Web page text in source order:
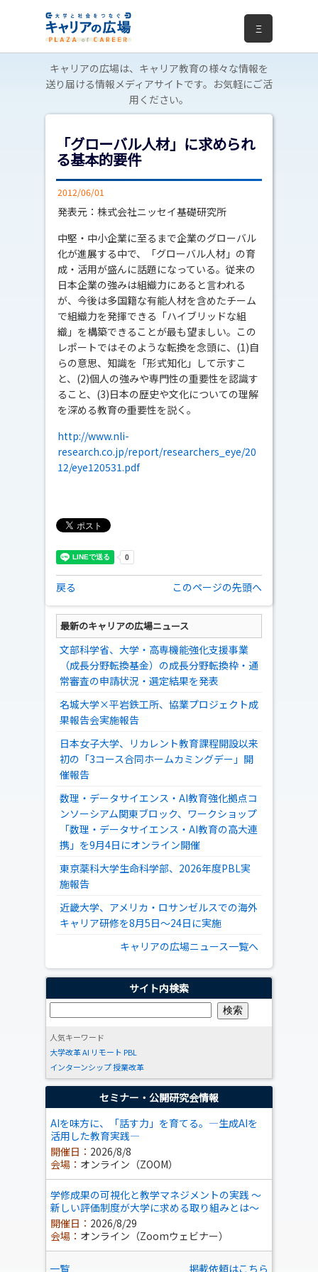
Ξ
キャリアの広場は、キャリア教育の様々な情報を
送り届ける情報メディアサイトです。お気軽にご活
用ください。
「グローバル人材」に求められ
る基本的要件
2012/06/01
発表元：株式会社ニッセイ基礎研究所
中堅・中小企業に至るまで企業のグローバル
化が進展する中で、「グローバル人材」の育
成・活用が盛んに話題になっている。従来の
日本企業の強みは組織力にあると言われる
が、今後は多国籍な有能人材を含めたチーム
で組織力を発揮できる「ハイブリッドな組
織」を構築できることが最も望ましい。この
レポートではそのような転換を念頭に、(1)自
らの意思、知識を「形式知化」して示すこ
と、(2)個人の強みや専門性の重要性を認識す
ること、(3)日本の歴史や文化についての理解
を深める教育――の重要性を説く。
http://www.nli-
research.co.jp/report/researchers_eye/20
12/eye120531.pdf
戻る このページの先頭へ
最新のキャリアの広場ニュース
文部科学省、大学・高専機能強化支援事業
（成長分野転換基金）の成長分野転換枠・通
常審査の申請状況・選定結果を発表
名城大学×平岩鉄工所、協業プロジェクト成
果報告会実施報告
日本女子大学、リカレント教育課程開設以来
初の「3コース合同ホームカミングデー」開
催報告
数理・データサイエンス・AI教育強化拠点コ
ンソーシアム関東ブロック、ワークショップ
「数理・データサイエンス・AI教育の高大連
携」を9月4日にオンライン開催
東京薬科大学生命科学部、2026年度PBL実
施報告
近畿大学、アメリカ・ロサンゼルスでの海外
キャリア研修を8月5日～24日に実施
キャリアの広場ニュース一覧へ
サイト内検索
人気キーワード
大学改革AI リモート PBL
インターンシップ授業改革
セミナー・公開研究会情報
AIを味方に、「話す力」を育てる。―生成AIを
活用した教育実践―
開催日： 2026/8/8
会場： オンライン（ZOOM）
学修成果の可視化と教学マネジメントの実践 ～
新しい評価制度が大学に求める取り組みとは～
開催日： 2026/8/29
会場： オンライン（Zoomウェビナー）
一覧 掲載依頼はこちら